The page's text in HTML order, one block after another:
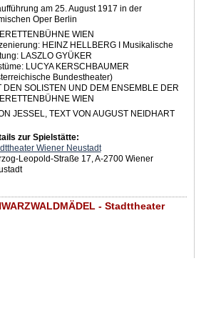
am 25. August 1917 in der
Oper Berlin
WIEN
HEINZ HELLBERG I Musikalische
LASZLO GYÜKER
LUCYA KERSCHBAUMER
Bundestheater)
DEN SOLISTEN UND DEM ENSEMBLE DER
WIEN
JESSEL, TEXT VON AUGUST NEIDHART
zur Spielstätte:
Wiener Neustadt
Leopold-Straße 17, A-2700 Wiener
- Stadttheater